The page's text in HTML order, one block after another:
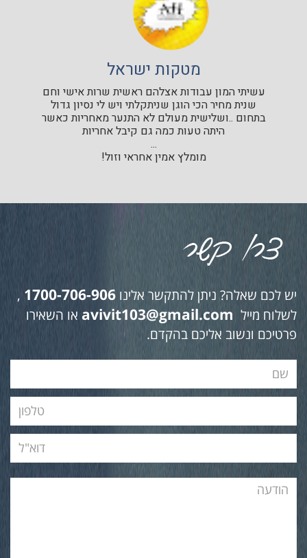
מטקות ישראל
עשיתי המון עבודות אצלהם ראשית שרות אישי וחם
שנית מחיר הכי הוגן שניתקלתי ויש לי נסיון גדול
בתחום ..ושלישית מעולם לא התנער מאחריות כאשר
היתה טעות כמה גם קיבל אחריות
...
מומלץ אמין אחראי וזול!
יש לכם שאלה? ניתן להתקשר אלינו 1700-706-906
,
לשלוח מייל avivit103@gmail.com או השאירו
פרטיכם ונשוב אליכם בהקדם.